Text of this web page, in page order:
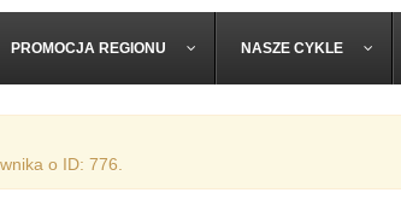
PROMOCJA REGIONU NASZE CYKLE
o ID: 776.